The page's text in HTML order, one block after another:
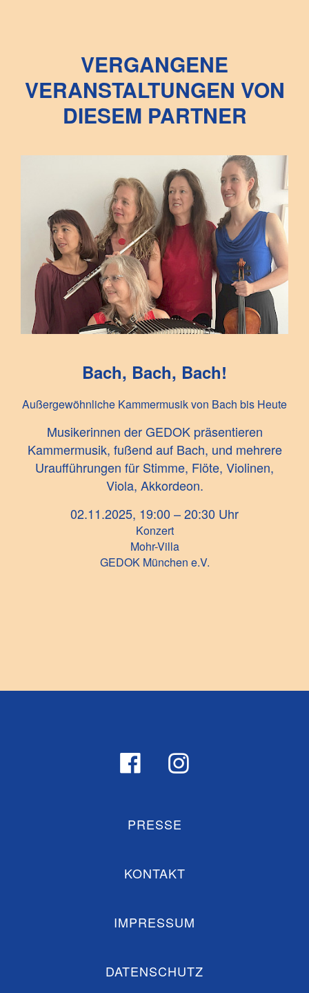
VERGANGENE
VERANSTALTUNGEN VON
DIESEM PARTNER
Bach, Bach, Bach!
Außergewöhnliche Kammermusik von Bach bis Heute
Musikerinnen der GEDOK präsentieren
Kammermusik, fußend auf Bach, und mehrere
Uraufführungen für Stimme, Flöte, Violinen,
Viola, Akkordeon.
02.11.2025, 19:00 – 20:30 Uhr
Konzert
Mohr-Villa
GEDOK München e.V.
PRESSE
KONTAKT
IMPRESSUM
DATENSCHUTZ